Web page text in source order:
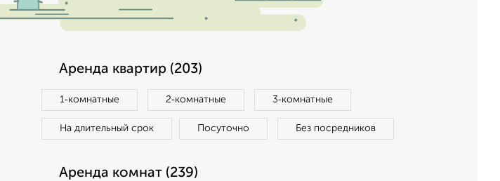
Аренда квартир (203)
1‑комнатные 2‑комнатные 3‑комнатные
На длительный срок Посуточно Без посредников
Аренда комнат (239)